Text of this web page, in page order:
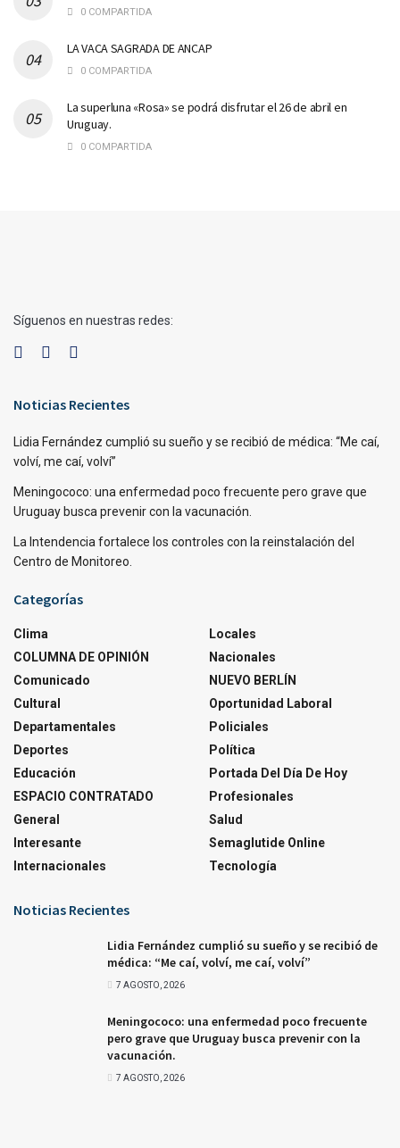
0 COMPARTIDA
LA VACA SAGRADA DE ANCAP
0 COMPARTIDA
La superluna «Rosa» se podrá disfrutar el 26 de abril en
Uruguay.
0 COMPARTIDA
Síguenos en nuestras redes:
Noticias Recientes
Lidia Fernández cumplió su sueño y se recibió de médica: “Me caí,
volví, me caí, volví”
Meningococo: una enfermedad poco frecuente pero grave que
Uruguay busca prevenir con la vacunación.
La Intendencia fortalece los controles con la reinstalación del
Centro de Monitoreo.
Categorías
Clima
COLUMNA DE OPINIÓN
Comunicado
Cultural
Departamentales
Deportes
Educación
ESPACIO CONTRATADO
General
Interesante
Internacionales
Locales
Nacionales
NUEVO BERLÍN
Oportunidad Laboral
Policiales
Política
Portada Del Día De Hoy
Profesionales
Salud
Semaglutide Online
Tecnología
Noticias Recientes
Lidia Fernández cumplió su sueño y se recibió de
médica: “Me caí, volví, me caí, volví”
7 AGOSTO, 2026
Meningococo: una enfermedad poco frecuente
pero grave que Uruguay busca prevenir con la
vacunación.
7 AGOSTO, 2026